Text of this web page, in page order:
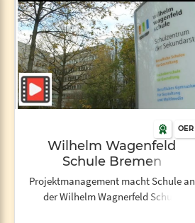
OER
Wilhelm Wagenfeld
Schule Bremen
Projektmanagement macht Schule an
der Wilhelm Wagnerfeld Schule